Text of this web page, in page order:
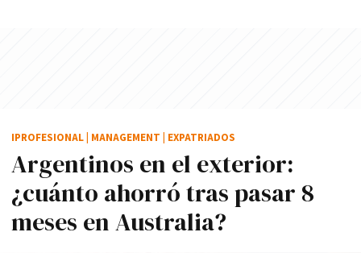
Argentinos en el exterior:
¿cuánto ahorró tras pasar 8
meses en Australia?
IPROFESIONAL MANAGEMENT EXPATRIADOS